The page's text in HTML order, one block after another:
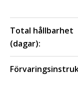
Total hållbarhet
(dagar):